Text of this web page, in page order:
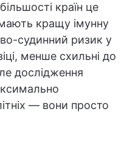
країн це
кращу імунну
судинний ризик у
менше схильні до
дослідження
— вони просто